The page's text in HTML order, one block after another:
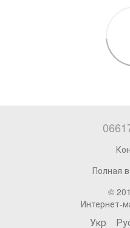
Полная
©
Интернет-
Укр